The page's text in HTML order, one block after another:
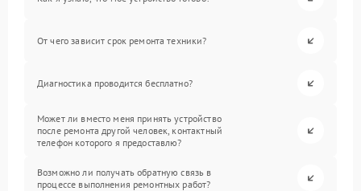
От чего зависит срок ремонта техники?
Диагностика проводится бесплатно?
Может ли вместо меня принять устройство
после ремонта другой человек, контактный
телефон которого я предоставлю?
Возможно ли получать обратную связь в
процессе выполнения ремонтных работ?